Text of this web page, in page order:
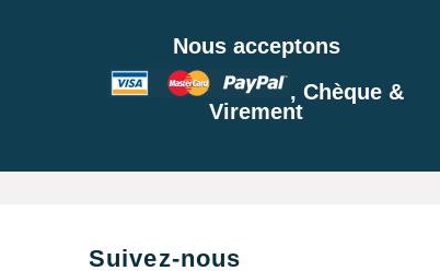
Nous acceptons
, Chèque &
Virement
Suivez-nous